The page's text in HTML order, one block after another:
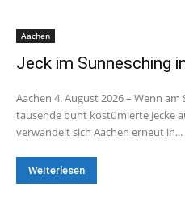
Aachen
Jeck im Sunnesching
Aachen 4. August 2026 – Wenn
tausende bunt kostümierte Jecke
verwandelt sich Aachen erneut in...
Weiterlesen